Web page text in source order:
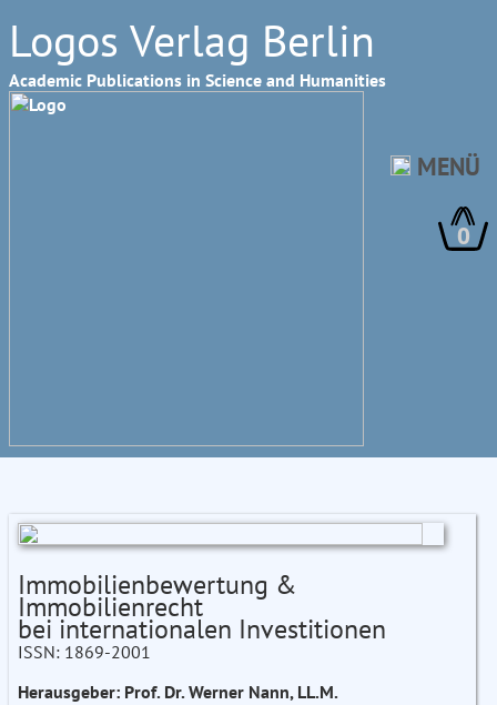
Logos Verlag Berlin
Academic Publications in Science and Humanities
0
MENÜ
Immobilienbewertung &
Immobilienrecht
bei internationalen Investitionen
ISSN: 1869-2001
Herausgeber: Prof. Dr. Werner Nann, LL.M.